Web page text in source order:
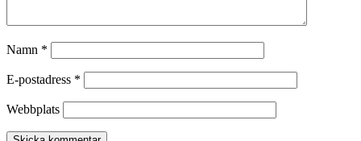
Namn *
E-postadress *
Webbplats